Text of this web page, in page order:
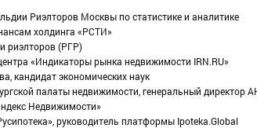
Риэлторов Москвы по статистике и аналитике
холдинга «РСТИ»
риэлторов (РГР)
«Индикаторы рынка недвижимости IRN.RU»
кандидат экономических наук
палаты недвижимости, генеральный директор
Недвижимости»
руководитель платформы Ipoteka.Global